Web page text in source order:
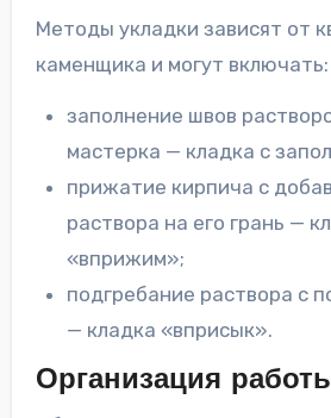
Методы укладки зависят от
каменщика и могут включать:
заполнение швов
мастерка — кладка с
прижатие кирпича с
раствора на его грань —
«вприжим»;
подгребание раствора с
— кладка «вприсык».
Организация